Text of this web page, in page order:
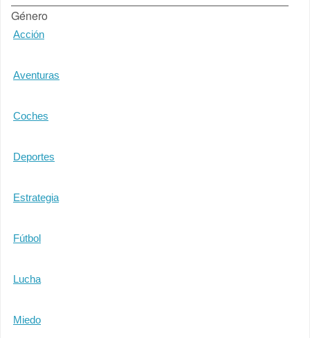
Género
Acción
Aventuras
Coches
Deportes
Estrategia
Fútbol
Lucha
Miedo